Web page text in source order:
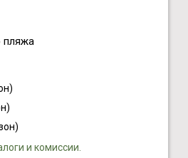
пляжа
и комиссии.